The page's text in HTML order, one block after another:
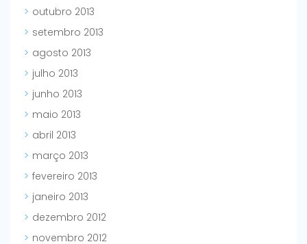
outubro 2013
setembro 2013
agosto 2013
julho 2013
junho 2013
maio 2013
abril 2013
março 2013
fevereiro 2013
janeiro 2013
dezembro 2012
novembro 2012